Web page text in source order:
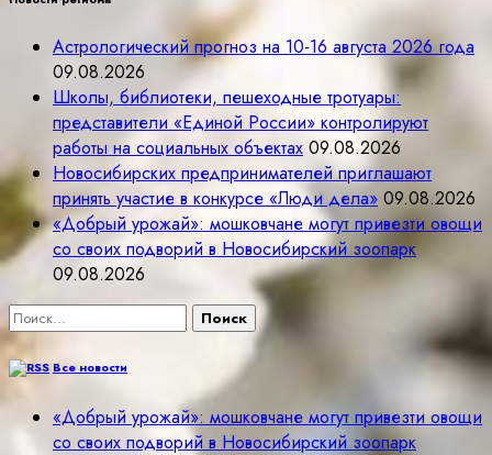
Астрологический прогноз на 10-16 августа 2026 года
09.08.2026
Школы, библиотеки, пешеходные тротуары:
представители «Единой России» контролируют
работы на социальных объектах 09.08.2026
Новосибирских предпринимателей приглашают
принять участие в конкурсе «Люди дела» 09.08.2026
«Добрый урожай»: мошковчане могут привезти овощи
со своих подворий в Новосибирский зоопарк
09.08.2026
Найти:
Все новости
«Добрый урожай»: мошковчане могут привезти овощи
со своих подворий в Новосибирский зоопарк